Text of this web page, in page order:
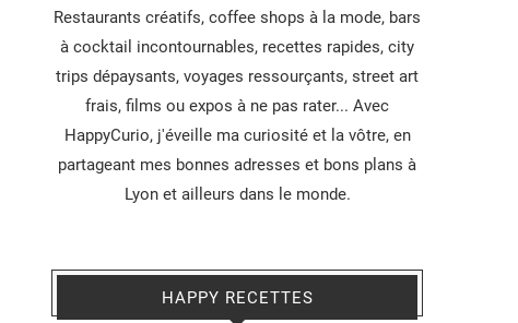
Restaurants créatifs, coffee shops à la mode, bars
à cocktail incontournables, recettes rapides, city
trips dépaysants, voyages ressourçants, street art
frais, films ou expos à ne pas rater... Avec
HappyCurio, j'éveille ma curiosité et la vôtre, en
partageant mes bonnes adresses et bons plans à
Lyon et ailleurs dans le monde.
HAPPY RECETTES